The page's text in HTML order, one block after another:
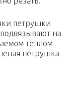
петрушки
на
теплом
петрушка